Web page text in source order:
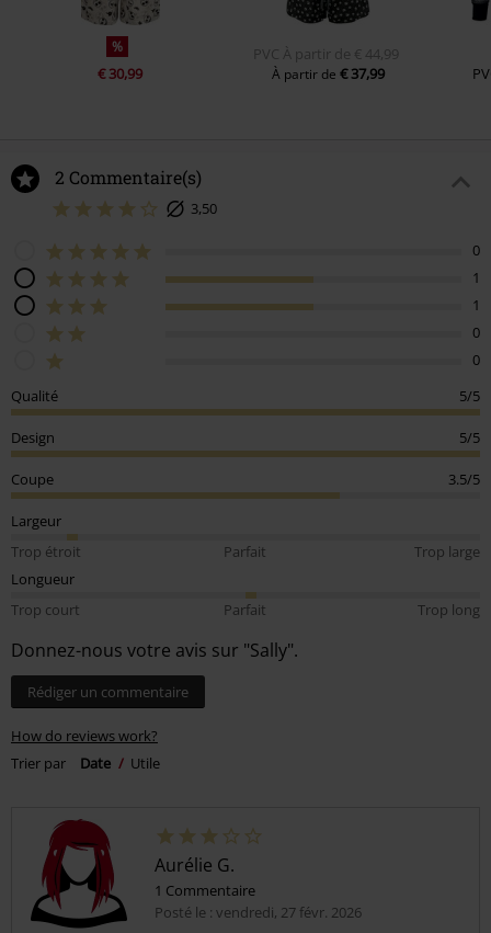
%
€ 30,99
PVC À partir de € 44,99
À partir de€ 37,99
2 Commentaire(s)
3,50
0
1
1
0
0
Qualité
5/5
Design 5/5
Coupe 3.5/5
Largeur
Trop étroit
Parfait
Trop large
Longueur
Trop court
Parfait Trop long
Donnez-nous votre avis sur "Sally".
Rédiger un commentaire
How do reviews work?
Trier par
Date Utile
Aurélie G.
1 Commentaire
Posté le : vendredi, 27 févr. 2026